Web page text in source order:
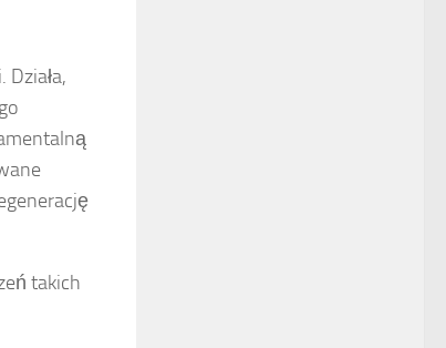
takich